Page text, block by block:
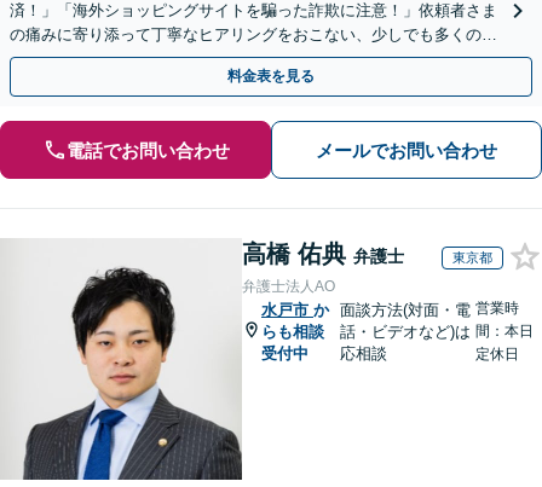
済！」「海外ショッピングサイトを騙った詐欺に注意！」依頼者さま
の痛みに寄り添って丁寧なヒアリングをおこない、少しでも多くの返
金が得られるよう尽力します！
料金表を見る
電話でお問い合わせ メールでお問い合わせ
高橋 佑典 弁護士 東京都
弁護士法人AO
水戸市 か
らも相談
受付中
面談方法(対面・電
話・ビデオなど)は
応相談
営業時
間：本日
定休日